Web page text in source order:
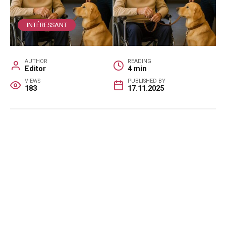
INTÉRESSANT
AUTHOR
Editor
READING
4 min
VIEWS
183
PUBLISHED BY
17.11.2025